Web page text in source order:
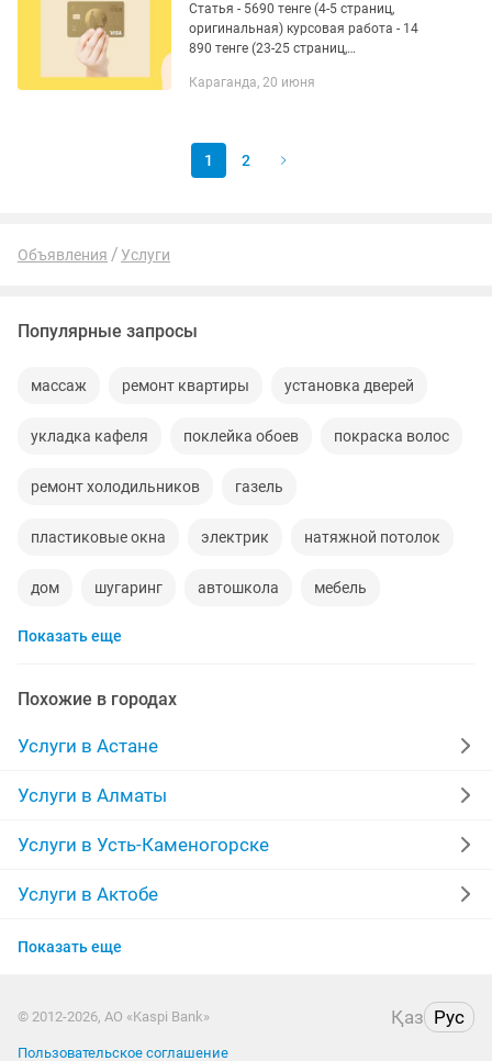
Статья - 5690 тенге (4-5 страниц,
оригинальная) курсовая работа - 14
890 тенге (23-25 страниц,
странице Срочные заказы (1 день -
Караганда, 20 июня
1 2
Объявления Услуги
Популярные запросы
массаж ремонт квартиры установка дверей
укладка кафеля поклейка обоев покраска волос
ремонт холодильников газель
пластиковые окна электрик натяжной потолок
дом шугаринг автошкола мебель
ремонт телевизоров
установка кондиционеров
вывоз мусора
ремонт окон ворота ремонт стиральных машин
диван грузоперевозки газель
манипулятор
Показать еще
Похожие в городах
Услуги в Астане
Услуги в Алматы
Услуги в Усть-Каменогорске
Услуги в Актобе
Услуги в Костанае
Услуги в Атырау
Показать еще
© 2012-2026, АО «Kaspi Bank» Қаз Рус
Пользовательское соглашение